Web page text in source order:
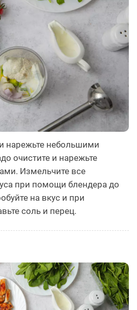
нарежьте небольшими
очистите и нарежьте
Измельчите все
при помощи блендера до
на вкус и при
соль и перец.